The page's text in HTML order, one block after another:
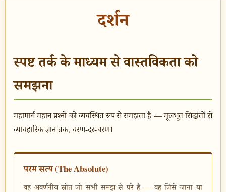
दर्शन
स्पष्ट तर्क के माध्यम से वास्तविकता को
समझना
महामार्ग महान प्रश्नों को व्यवस्थित रूप से समझता है — मूलभूत सिद्धांतों से
व्यावहारिक ज्ञान तक, चरण-दर-चरण।
परम सत्य (The Absolute)
वह अवर्णनीय स्रोत जो सभी समझ से परे है — वह जिसे जाना या